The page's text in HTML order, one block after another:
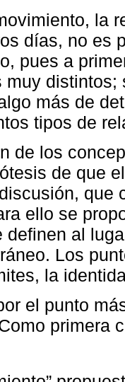
la
días, no es
pues a
muy
más de
tipos de
de los
de que
que
ello se
definen al
Los
la
el punto
primera